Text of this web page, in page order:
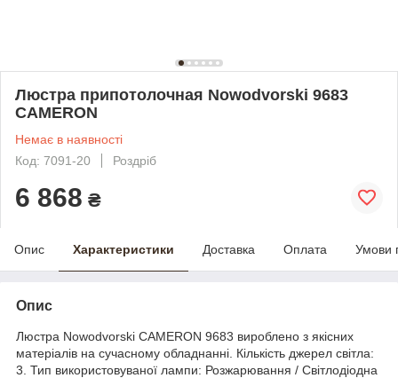
Люстра припотолочная Nowodvorski 9683
CAMERON
Немає в наявності
Код: 7091-20
Роздріб
6 868 ₴
Опис Характеристики Доставка Оплата Умови
Опис
Люстра Nowodvorski CAMERON 9683 вироблено з якісних
матеріалів на сучасному обладнанні. Кількість джерел світла:
3. Тип використовуваної лампи: Розжарювання / Світлодіодна